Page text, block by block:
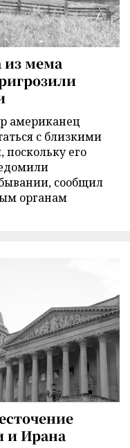
из мема
американец
с близкими
его
сообщил
органам
и Ирана